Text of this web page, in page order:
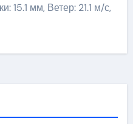
15.1 мм, Ветер: 21.1 м/с,